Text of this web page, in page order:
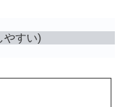
やすい)